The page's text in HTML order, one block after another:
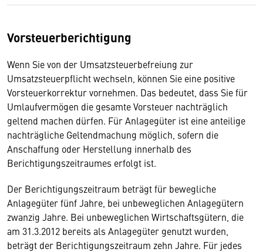
Vorsteuerberichtigung
Wenn Sie von der Umsatzsteuerbefreiung zur
Umsatzsteuerpflicht wechseln, können Sie eine positive
Vorsteuerkorrektur vornehmen. Das bedeutet, dass Sie für
Umlaufvermögen die gesamte Vorsteuer nachträglich
geltend machen dürfen. Für Anlagegüter ist eine anteilige
nachträgliche Geltendmachung möglich, sofern die
Anschaffung oder Herstellung innerhalb des
Berichtigungszeitraumes erfolgt ist.
Der Berichtigungszeitraum beträgt für bewegliche
Anlagegüter fünf Jahre, bei unbeweglichen Anlagegütern
zwanzig Jahre. Bei unbeweglichen Wirtschaftsgütern, die
am 31.3.2012 bereits als Anlagegüter genutzt wurden,
beträgt der Berichtigungszeitraum zehn Jahre. Für jedes